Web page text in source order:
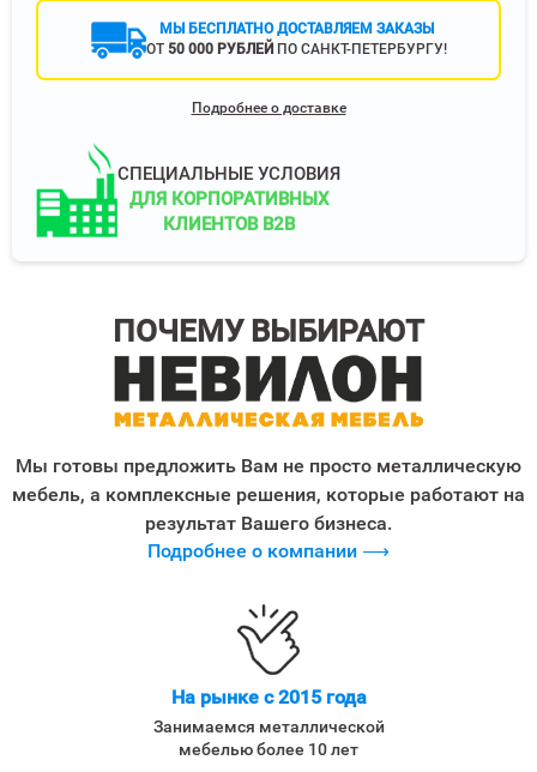
МЫ БЕСПЛАТНО ДОСТАВЛЯЕМ ЗАКАЗЫ
ОТ 50 000 РУБЛЕЙ ПО САНКТ-ПЕТЕРБУРГУ!
Подробнее о доставке
СПЕЦИАЛЬНЫЕ УСЛОВИЯ
ДЛЯ КОРПОРАТИВНЫХ
КЛИЕНТОВ B2B
ПОЧЕМУ ВЫБИРАЮТ
Мы готовы предложить Вам не просто металлическую
мебель, а комплексные решения, которые работают на
результат Вашего бизнеса.
Подробнее о компании ⟶
На рынке с 2015 года
Занимаемся металлической
мебелью более 10 лет